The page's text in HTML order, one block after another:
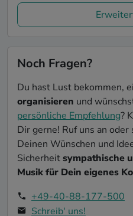
Noch Fragen?
Du hast Lust bekommen,
organisieren und
persönliche Empfehlung?
Dir gerne! Ruf uns an
Deinen Wünschen und
Sicherheitsympathische
Musik für Dein eigenes
+49-40-88-177-500
Schreib' uns!